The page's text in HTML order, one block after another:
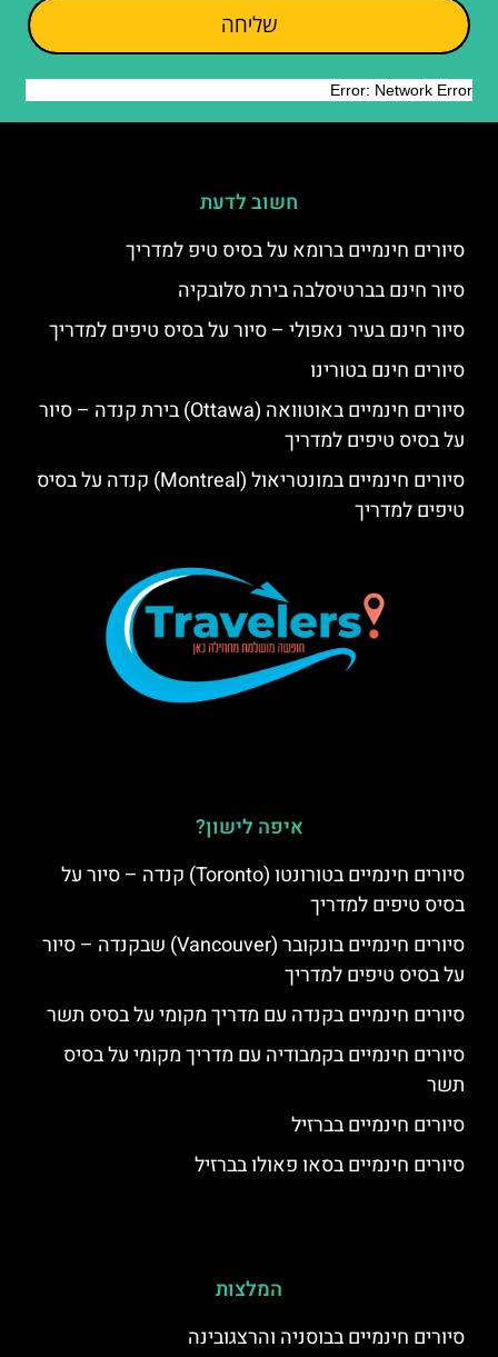
שליחה
חשוב לדעת
סיורים חינמיים ברומא על בסיס טיפ למדריך
סיור חינם בברטיסלבה בירת סלובקיה
סיור חינם בעיר נאפולי – סיור על בסיס טיפים למדריך
סיורים חינם בטורינו
סיורים חינמיים באוטוואה (Ottawa) בירת קנדה – סיור
על בסיס טיפים למדריך
סיורים חינמיים במונטריאול (Montreal) קנדה על בסיס
טיפים למדריך
איפה לישון?
סיורים חינמיים בטורונטו (Toronto) קנדה – סיור על
בסיס טיפים למדריך
סיורים חינמיים בונקובר (Vancouver) שבקנדה – סיור
על בסיס טיפים למדריך
סיורים חינמיים בקנדה עם מדריך מקומי על בסיס תשר
סיורים חינמיים בקמבודיה עם מדריך מקומי על בסיס
תשר
סיורים חינמיים בברזיל
סיורים חינמיים בסאו פאולו בברזיל
המלצות
סיורים חינמיים בבוסניה והרצגובינה